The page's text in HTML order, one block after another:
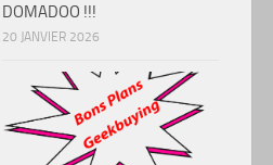
DOMADOO !!!
20 JANVIER 2026